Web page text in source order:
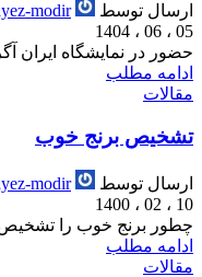
ارسال توسط
modir
05 ، 06 ، 1404
حضور در نمایشگاه ایران
ادامه مطلب
مقالات
تشخیص برنج خوب
ارسال توسط
modir
10 ، 02 ، 1400
چطور برنج خوب را
ادامه مطلب
مقالات